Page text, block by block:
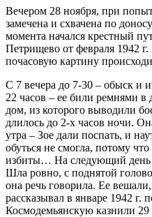
Вечером 28 ноября, при
замечена и схвачена по
момента начался крестный
Петрищево от февраля 1942
почасовую картину
С 7 вечера до 7-30 – обыск и
22 часов – ее били ремнями
дом, из которого выводили
длилось до 2-х часов ночи.
утра – Зое дали поспать, и
обуться не смогла, потому
избиты… На следующий день
Шла ровно, с поднятой
она речь говорила. Ее
рассказывал в январе 1942
Космодемьянскую казнили 29